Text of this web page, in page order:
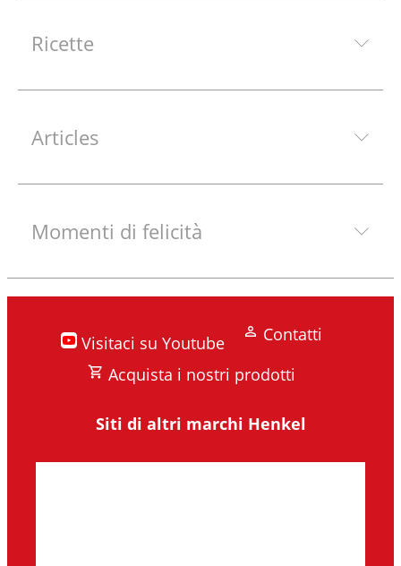
Ricette
Articles
Momenti di felicità
Visitaci su Youtube
Contatti
Acquista i nostri prodotti
Siti di altri marchi Henkel